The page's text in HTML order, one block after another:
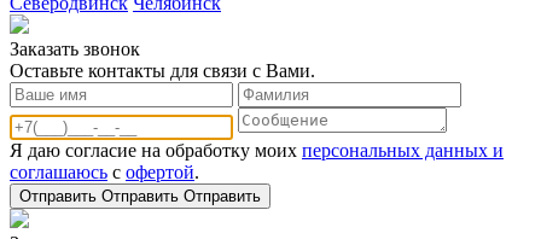
Заказать звонoк
Оставьте контакты для связи с Вами.
Я даю согласие на обработку моих персональных данных и
соглашаюсь с офертой.
Отправить Отправить Отправить